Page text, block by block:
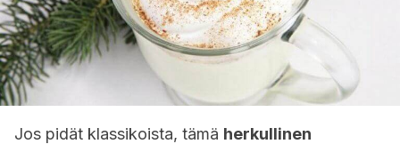
Jos pidät klassikoista, tämä herkullinen